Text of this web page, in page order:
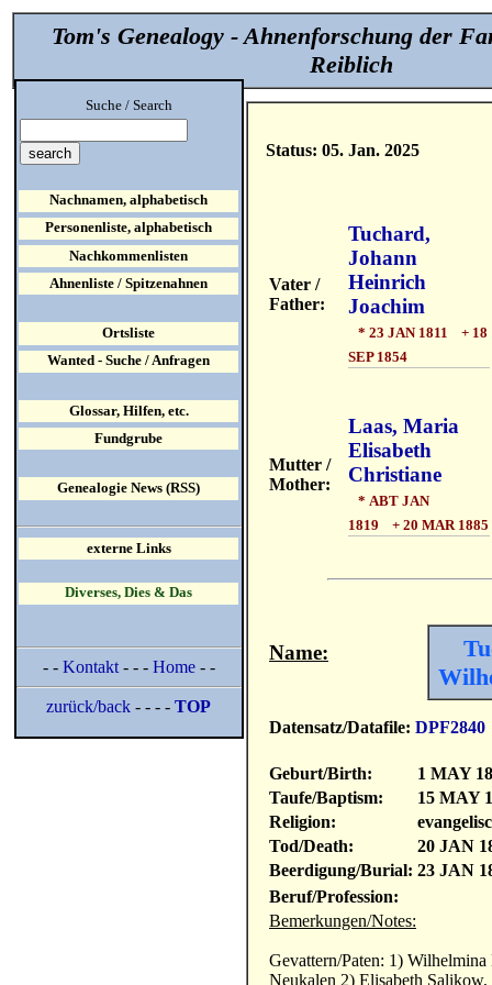
Tom's Genealogy - Ahnenforschung der
Reiblich
Status: 05. Jan. 2025
Vater /
Father:
Tuchard,
Johann
Heinrich
Joachim
* 23 JAN 1811 + 18
SEP 1854
Mutter /
Mother:
Laas, Maria
Elisabeth
Christiane
* ABT JAN
1819 + 20 MAR 1885
Name:
Datensatz/Datafile: DPF2840
Geburt/Birth:
1 MAY
Taufe/Baptism:
15 MAY
Religion:
Tod/Death:
20 JAN
Beerdigung/Burial: 23 JAN
Beruf/Profession:
Bemerkungen/Notes:
Gevattern/Paten: 1)
Neukalen 2) Elisabeth
Suche / Search
Nachnamen, alphabetisch
Personenliste, alphabetisch
Nachkommenlisten
Ahnenliste / Spitzenahnen
Ortsliste
Wanted - Suche / Anfragen
Glossar, Hilfen, etc.
Fundgrube
Genealogie News (RSS)
externe Links
Diverses, Dies & Das
- - Kontakt- - - Home- -
zurück/back - - - -TOP